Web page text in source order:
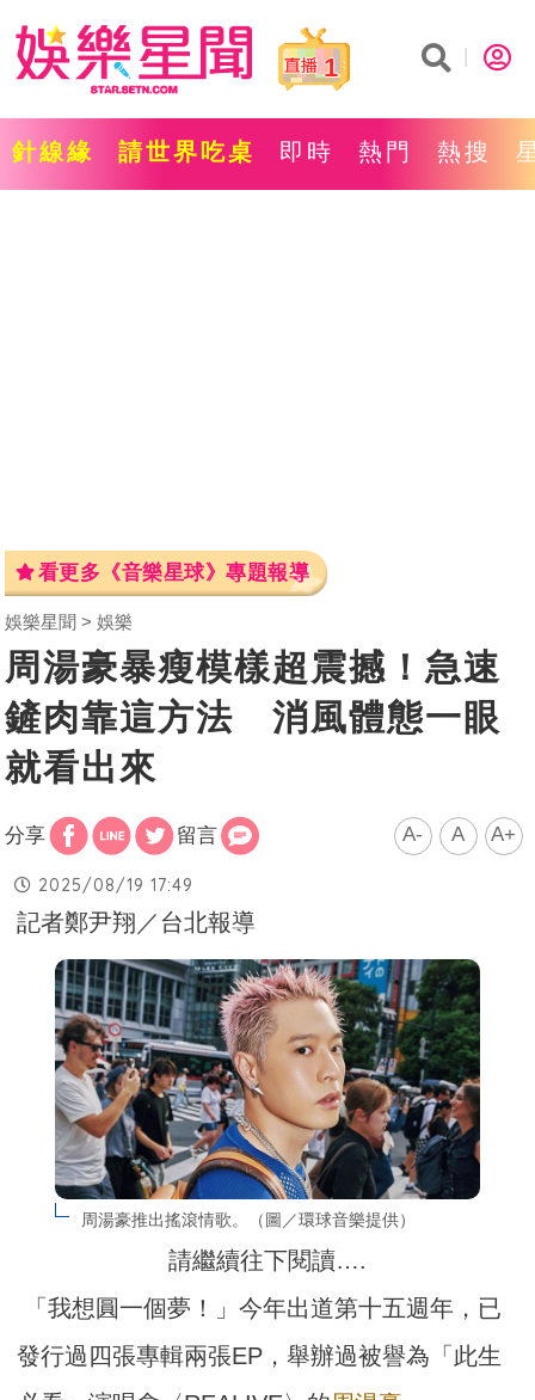
1
針線緣 請世界吃桌 即時 熱門 熱搜
看更多《音樂星球》專題報導
娛樂星聞 娛樂
周湯豪暴瘦模樣超震撼！急速
鏟肉靠這方法 消風體態一眼
就看出來
分享 留言 A- A A+
2025/08/19 17:49
記者鄭尹翔／台北報導
周湯豪推出搖滾情歌。（圖／環球音樂提供）
請繼續往下閱讀….
「我想圓一個夢！」今年出道第十五週年，已
發行過四張專輯兩張EP，舉辦過被譽為「此生